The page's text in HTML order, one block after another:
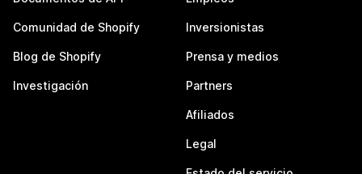
Comunidad de Shopify
Blog de Shopify
Investigación
Inversionistas
Prensa y medios
Partners
Afiliados
Legal